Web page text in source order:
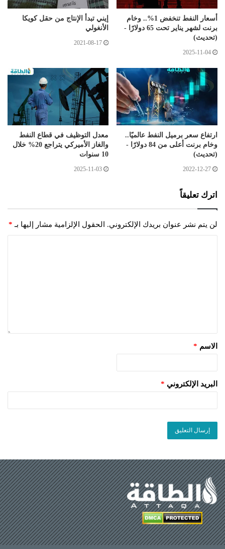
أسعار النفط تنخفض 1%.. وخام
برنت لشهر يناير تحت 65 دولارًا -
(تحديث)
2025-11-04
إيني تبدأ الإنتاج من حقل كويكا
الأنغولي
2021-08-17
ارتفاع سعر برميل النفط عالميًا..
وخام برنت أعلى من 84 دولارًا -
(تحديث)
2022-12-27
معدل التوظيف في قطاع النفط
والغاز الأميركي يتراجع 20% خلال
10 سنوات
2025-11-03
اترك تعليقاً
لن يتم نشر عنوان بريدك الإلكتروني. الحقول الإلزامية مشار إليها بـ *
الاسم *
البريد الإلكتروني *